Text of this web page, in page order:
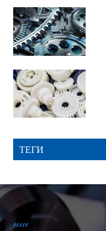
ТЕГИ